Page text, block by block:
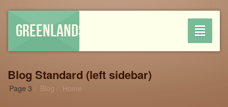
GREENLANDSHOP
Toggle
Blog Standard (left sidebar)
Home
Blog
Page 3